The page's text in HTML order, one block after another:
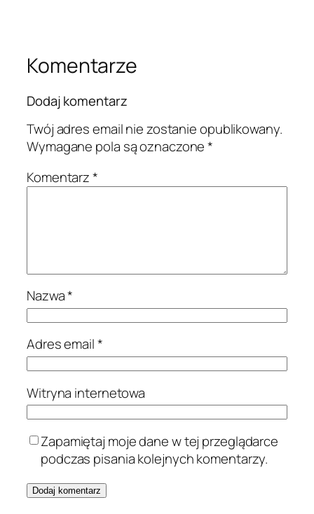
Komentarze
Dodaj komentarz
Twój adres email nie zostanie opublikowany.
Wymagane pola są oznaczone*
Komentarz*
Nazwa*
Adres email*
Witryna internetowa
Zapamiętaj moje dane w tej przeglądarce
podczas pisania kolejnych komentarzy.